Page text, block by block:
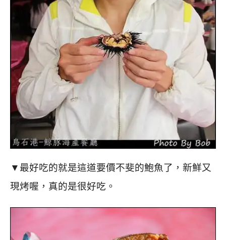
▼最好吃的就是這道要價不斐的鮑魚了，新鮮又
現烤喔，真的是很好吃。